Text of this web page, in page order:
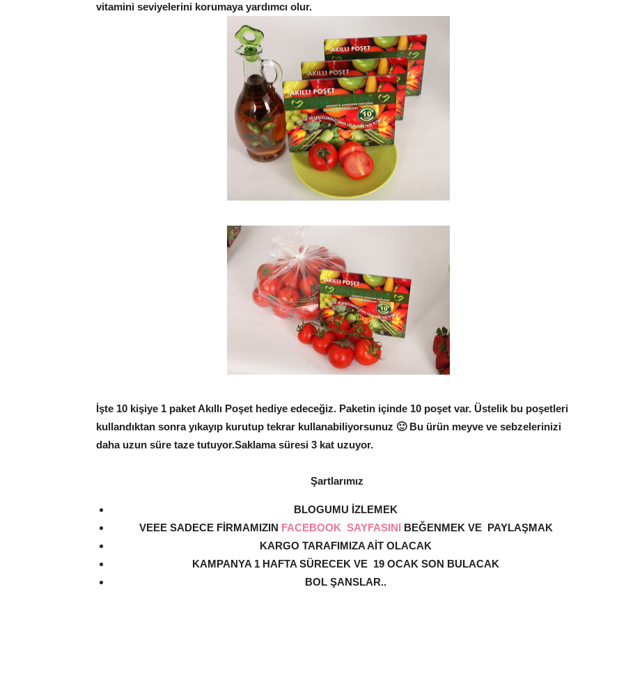
vitamini seviyelerini korumaya yardımcı olur.
İşte 10 kişiye 1 paket Akıllı Poşet hediye edeceğiz. Paketin içinde 10 poşet var. Üstelik bu poşetleri
kullandıktan sonra yıkayıp kurutup tekrar kullanabiliyorsunuz 🙂 Bu ürün meyve ve sebzelerinizi
daha uzun süre taze tutuyor.Saklama süresi 3 kat uzuyor.
Şartlarımız
BLOGUMU İZLEMEK
VEEE SADECE FİRMAMIZIN FACEBOOK SAYFASINIBEĞENMEK VE PAYLAŞMAK
KARGO TARAFIMIZA AİT OLACAK
KAMPANYA 1 HAFTA SÜRECEK VE 19 OCAK SON BULACAK
BOL ŞANSLAR..